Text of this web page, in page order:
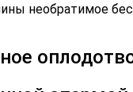
необратимое